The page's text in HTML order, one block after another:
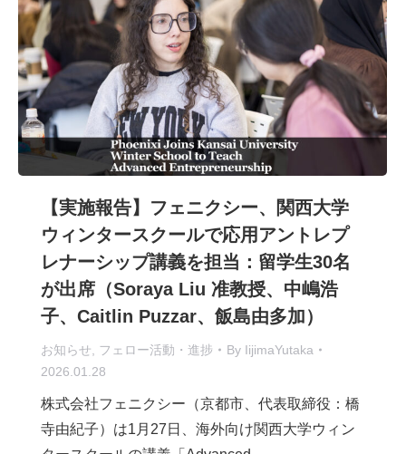
【実施報告】フェニクシー、関西大学
ウィンタースクールで応用アントレプ
レナーシップ講義を担当：留学生30名
が出席（Soraya Liu 准教授、中嶋浩
子、Caitlin Puzzar、飯島由多加）
お知らせ フェロー活動・進捗 By IijimaYutaka
2026.01.28
株式会社フェニクシー（京都市、代表取締役：橋
寺由紀子）は1月27日、海外向け関西大学ウィン